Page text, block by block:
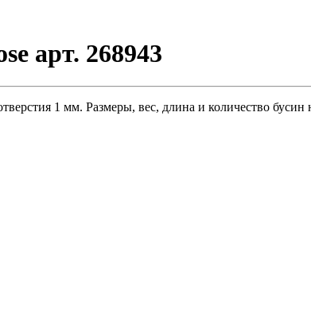
арт. 268943
1 мм. Размеры, вес, длина и количество